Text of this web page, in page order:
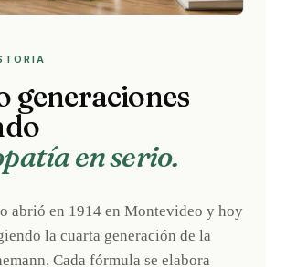
generaciones
en serio.
abrió en 1914 en Montevideo y hoy
la cuarta generación de la
Cada fórmula se elabora